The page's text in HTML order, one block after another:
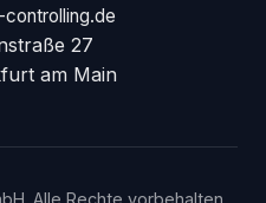
27
am Main
. Alle Rechte vorbehalten.